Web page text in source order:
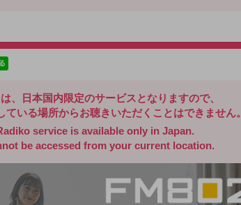
、日本国内限定のサービスとなりますので、
ている場所からお聴きいただくことはできません。
service is available only in Japan.
be accessed from your current location.